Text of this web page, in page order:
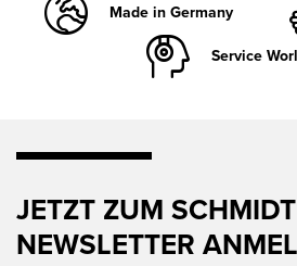
Made in Germany
Service
JETZT ZUM
NEWSLETTER